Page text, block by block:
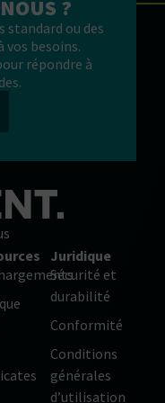
?
standard ou des
vos besoins.
répondre à
Juridique
Sécurité et
durabilité
Conformité
Conditions
générales
d’utilisation